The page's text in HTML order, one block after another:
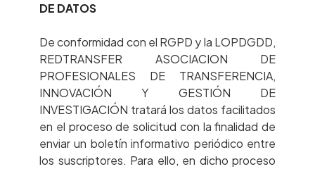
DE DATOS
De conformidad con el RGPD y la LOPDGDD,
REDTRANSFER ASOCIACION DE
PROFESIONALES DE TRANSFERENCIA,
INNOVACIÓN Y GESTIÓN DE
INVESTIGACIÓN tratará los datos facilitados
en el proceso de solicitud con la finalidad de
enviar un boletín informativo periódico entre
los suscriptores. Para ello, en dicho proceso